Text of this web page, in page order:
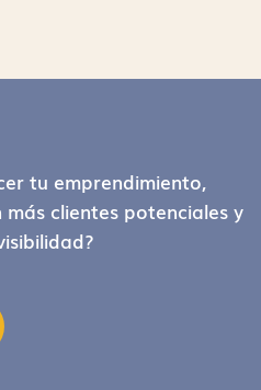
tu emprendimiento,
clientes potenciales y